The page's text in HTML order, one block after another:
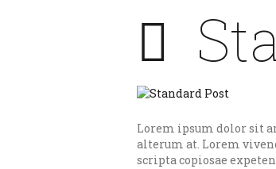
Lorem ipsum dolor sit
alterum at. Lorem
scripta copiosae